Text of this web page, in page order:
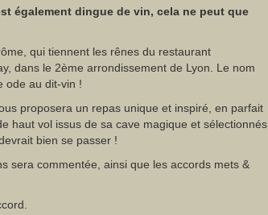
également dingue de vin, cela ne peut que
qui tiennent les rênes du restaurant
dans le 2ème arrondissement de Lyon. Le nom
ode au dit-vin !
proposera un repas unique et inspiré, en parfait
haut vol issus de sa cave magique et sélectionnés
bien se passer !
sera commentée, ainsi que les accords mets &